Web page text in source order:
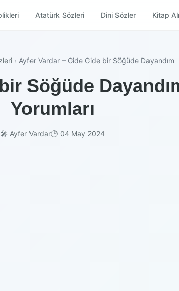
Atatürk Sözleri Dini Sözler Kitap
› Ayfer Vardar – Gide Gide bir Söğüde Dayandım
Söğüde
Yorumları
🎤 Ayfer Vardar🕒 04 May 2024